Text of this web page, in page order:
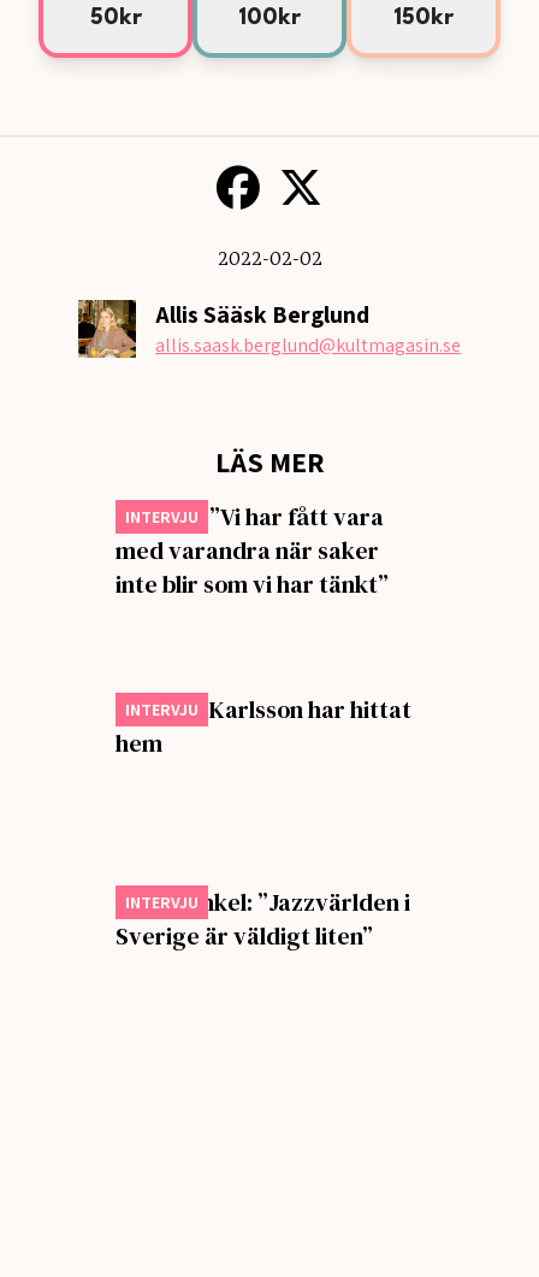
50kr 100kr 150kr
2022-02-02
Allis Sääsk Berglund
allis.saask.berglund@kultmagasin.se
LÄS MER
INTERVJU
Primula: ”Vi har fått vara
med varandra när saker
inte blir som vi har tänkt”
INTERVJU
Johan T. Karlsson har hittat
hem
INTERVJU
Ebba Dankel: ”Jazzvärlden i
Sverige är väldigt liten”